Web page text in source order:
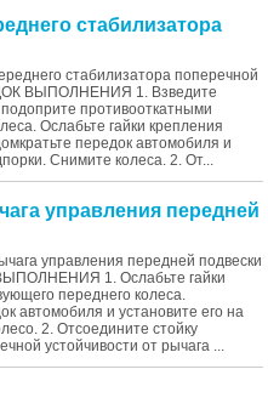
стабилизатора
стабилизатора поперечной
ВЫПОЛНЕНИЯ 1. Взведите
противооткатными
Ослабьте гайки крепления
передок автомобиля и
Снимите колеса. 2. От...
управления передней
управления передней подвески
1. Ослабьте гайки
переднего колеса.
автомобиля и установите его на
2. Отсоедините стойку
устойчивости от рычага ...